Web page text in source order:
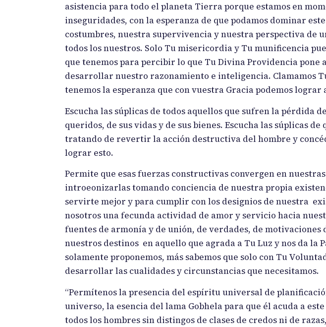
asistencia para todo el planeta Tierra porque estamos en
inseguridades, con la esperanza de que podamos dominar
costumbres, nuestra supervivencia y nuestra perspectiva de
todos los nuestros. Solo Tu misericordia y Tu munificencia
que tenemos para percibir lo que Tu Divina Providencia
desarrollar nuestro razonamiento e inteligencia. Clamamos
tenemos la esperanza que con vuestra Gracia podemos lograr
Escucha las súplicas de todos aquellos que sufren la pérdida
queridos, de sus vidas y de sus bienes. Escucha las súplicas
tratando de revertir la acción destructiva del hombre y
lograr esto.
Permite que esas fuerzas constructivas convergen en
introeonizarlas tomando conciencia de nuestra propia
servirte mejor y para cumplir con los designios de nuestra
nosotros una fecunda actividad de amor y servicio hacia
fuentes de armonía y de unión, de verdades, de motivaciones
nuestros destinos en aquello que agrada a Tu Luz y nos da la
solamente proponemos, más sabemos que solo con Tu
desarrollar las cualidades y circunstancias que necesitamos.
“Permítenos la presencia del espíritu universal de
universo, la esencia del lama Gobhela para que él acuda a
todos los hombres sin distingos de clases de credos ni de